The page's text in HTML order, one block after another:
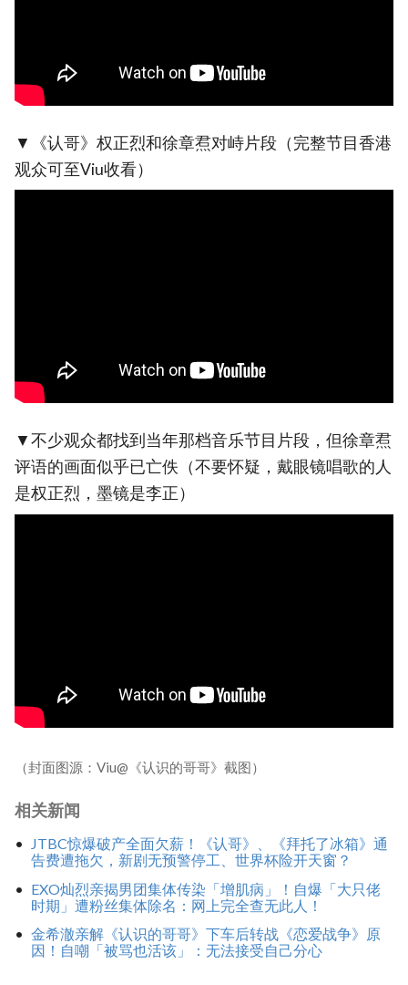
▼《认哥》权正烈和徐章焄对峙片段（完整节目香港
观众可至Viu收看）
▼不少观众都找到当年那档音乐节目片段，但徐章焄
评语的画面似乎已亡佚（不要怀疑，戴眼镜唱歌的人
是权正烈，墨镜是李正）
（封面图源：Viu@《认识的哥哥》截图）
相关新闻
JTBC惊爆破产全面欠薪！《认哥》、《拜托了冰箱》通
告费遭拖欠，新剧无预警停工、世界杯险开天窗？
EXO灿烈亲揭男团集体传染「增肌病」！自爆「大只佬
时期」遭粉丝集体除名：网上完全查无此人！
金希澈亲解《认识的哥哥》下车后转战《恋爱战争》原
因！自嘲「被骂也活该」：无法接受自己分心